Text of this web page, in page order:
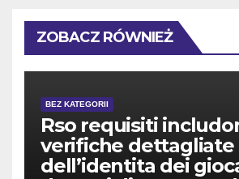
ZOBACZ RÓWNIEŻ
BEZ KATEGORII
Rso requisiti
verifiche dettagliate
dell’identita dei